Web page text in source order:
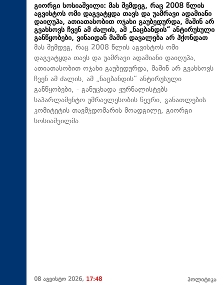
გიორგი სოსიაშვილი: მას შემდეგ, რაც 2008 წლის
აგვისტოს ომი დაგვატყდა თავს და უამრავი ადამიანი
დაიღუპა, ათიათასობით ოჯახი გაუბედურდა, მაშინ არ
გვახსოვს ჩვენ ამ ძალის, ამ „ნაცბანდის“ ანტირუსული
განწყობები, ვინაიდან მაშინ დავალება არ ჰქონდათ
მას შემდეგ, რაც 2008 წლის აგვისტოს ომი
დაგვატყდა თავს და უამრავი ადამიანი დაიღუპა,
ათიათასობით ოჯახი გაუბედურდა, მაშინ არ გვახსოვს
ჩვენ ამ ძალის, ამ „ნაცბანდის“ ანტირუსული
განწყობები, - განუცხადა ჟურნალისტებს
საპარლამენტო უმრავლესობის წევრი, განათლების
კომიტეტის თავმჯდომარის მოადგილე, გიორგი
სოსიაშვილმა.
08 აგვისტო 2026, 17:48 პოლიტიკა